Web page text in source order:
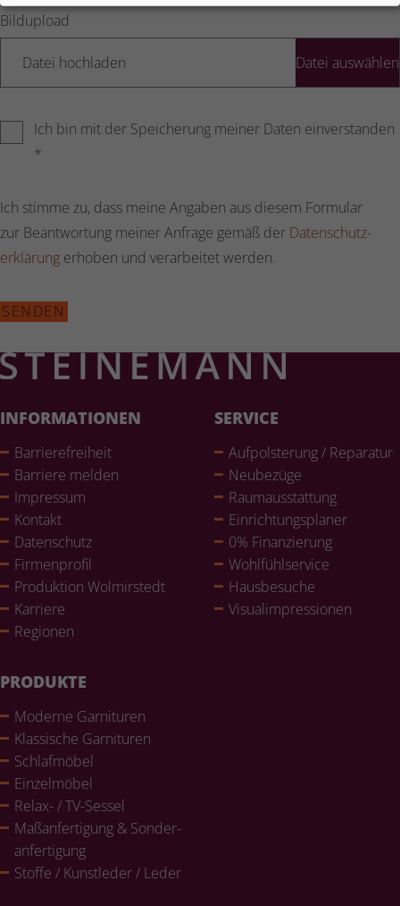
Bildupload
Datei hochladen
Ich bin mit der Speicherung meiner Daten einverstanden
*
Ich stimme zu, dass meine Angaben aus diesem Formular
zur Beantwortung meiner Anfrage gemäß der Daten­schutz­
er­klä­rung erhoben und verarbeitet werden.
SENDEN
INFORMATIONEN
Bar­rie­re­frei­heit
Barriere melden
Impressum
Kontakt
Daten­schutz
Fir­men­pro­fil
Pro­duk­tion Wol­mir­stedt
Karriere
Regionen
SERVICE
Auf­pols­te­rung / Reparatur
Neubezüge
Raum­aus­stat­tung
Ein­rich­tungs­pla­ner
0% Finan­zie­rung
Wohl­fühlser­vice
Haus­be­su­che
Visualim­pres­sio­nen
PRODUKTE
Moderne Gar­ni­tu­ren
Klas­si­sche Gar­ni­tu­ren
Schlaf­mö­bel
Ein­zel­mö­bel
Relax- / TV-Sessel
Maß­an­fer­ti­gung & Son­der­
an­fer­ti­gung
Stoffe / Kunst­le­der / Leder